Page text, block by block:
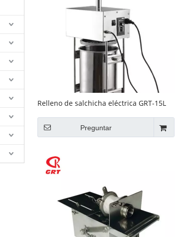
Relleno de salchicha eléctrica GRT-15L
Preguntar